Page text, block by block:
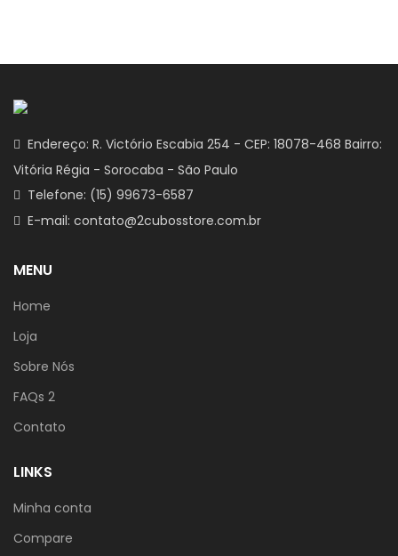
Endereço: R. Victório Escabia 254 - CEP: 18078-468 Bairro:
Vitória Régia - Sorocaba - São Paulo
Telefone: (15) 99673-6587
E-mail: contato@2cubosstore.com.br
MENU
Home
Loja
Sobre Nós
FAQs 2
Contato
LINKS
Minha conta
Compare